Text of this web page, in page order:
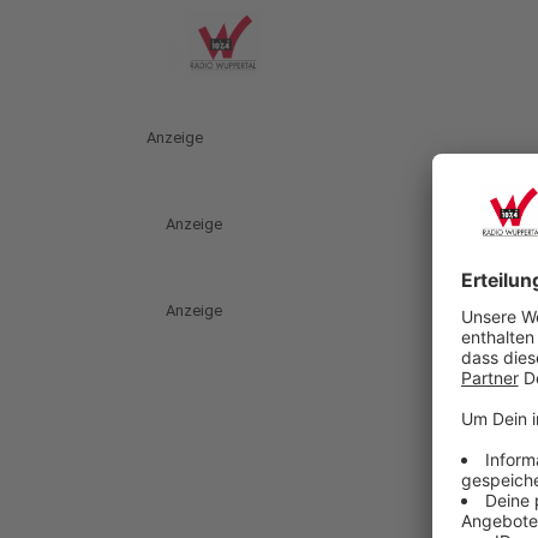
Anzeige
Anzeige
Anzeige